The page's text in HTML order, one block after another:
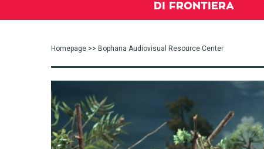
DI FRONTIERA
Homepage >> Bophana Audiovisual Resource Center